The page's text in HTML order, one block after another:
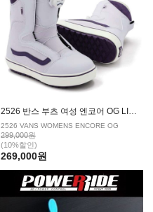
2526 반스 부츠 여성 엔코어 OG LILAC
2526 VANS WOMENS ENCORE OG
299,000원
(10%할인)
269,000원